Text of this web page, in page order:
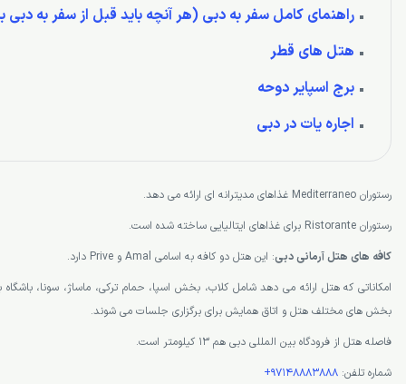
راهنمای کامل سفر به دبی (هر آنچه باید قبل از سفر به دبی
هتل های قطر
برج اسپایر دوحه
اجاره یات در دبی
رستوران Mediterraneo غذاهای مدیترانه ای ارائه می دهد.
رستوران Ristorante برای غذاهای ایتالیایی ساخته شده است.
کافه های هتل آرمانی دبی: این هتل دو کافه به اسامی Amal و Prive دارد.
امکاناتی که هتل ارائه می دهد شامل کلاب، بخش اسپا، حمام ترکی، ماساژ، سونا، باشگاه
بخش های مختلف هتل و اتاق همایش برای برگزاری جلسات می شوند.
فاصله هتل از فرودگاه بین المللی دبی هم 13 کیلومتر است.
شماره تلفن: 97148883888+